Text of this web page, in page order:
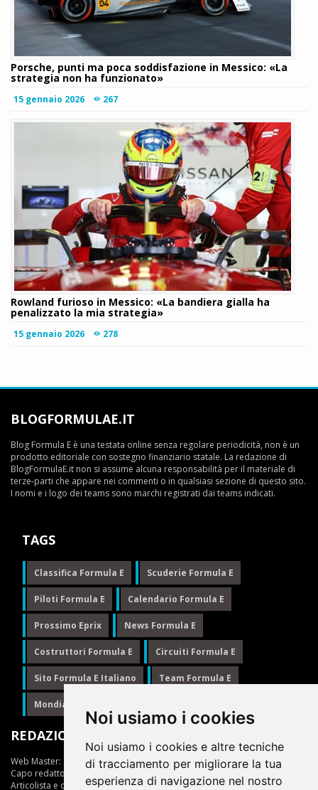
Noi usiamo i cookies
Noi usiamo i cookies e altre tecniche
di tracciamento per migliorare la tua
esperienza di navigazione nel nostro
Porsche, punti ma poca soddisfazione in Messico: «La
strategia non ha funzionato»
15 gennaio 2026 267
Rowland furioso in Messico: «La bandiera gialla ha
penalizzato la mia strategia»
15 gennaio 2026 278
BLOGFORMULAE.IT
Blog Formula E è una testata online senza regolare periodicità, non è un
prodotto editoriale con sostegno finanziario statale. La redazione di
BlogFormulaE.it non si assume alcuna responsabilità per il materiale di
terze-parti che appare nei commenti o in qualsiasi sezione di questo sito.
I nomi e i logo dei teams sono marchi registrati dai teams indicati.
TAGS
Classifica Formula E Scuderie Formula E
Piloti Formula E Calendario Formula E
Prossimo Eprix News Formula E
Costruttori Formula E Circuiti Formula E
Sito Formula E Italiano Team Formula E
Mondiale Formula E
REDAZIONE
Web Master:
Ing.Daniele Muscarella
Capo redattore:
Articolista e opinionista:Giuseppe Cianci